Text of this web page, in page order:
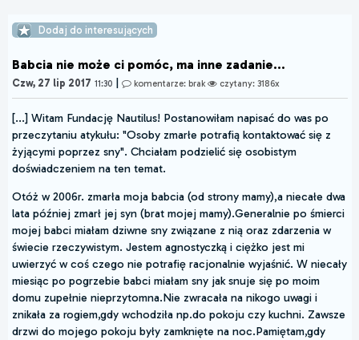
Dodaj do interesujących
Babcia nie może ci pomóc, ma inne zadanie...
Czw, 27 lip 2017 11:30 komentarze: brak czytany: 3186x
[...] Witam Fundację Nautilus! Postanowiłam napisać do was po
przeczytaniu atykułu: "Osoby zmarłe potrafią kontaktować się z
żyjącymi poprzez sny". Chciałam podzielić się osobistym
doświadczeniem na ten temat.
Otóż w 2006r. zmarła moja babcia (od strony mamy),a niecałe dwa
lata później zmarł jej syn (brat mojej mamy).Generalnie po śmierci
mojej babci miałam dziwne sny związane z nią oraz zdarzenia w
świecie rzeczywistym. Jestem agnostyczką i ciężko jest mi
uwierzyć w coś czego nie potrafię racjonalnie wyjaśnić. W niecały
miesiąc po pogrzebie babci miałam sny jak snuje się po moim
domu zupełnie nieprzytomna.Nie zwracała na nikogo uwagi i
znikała za rogiem,gdy wchodziła np.do pokoju czy kuchni. Zawsze
drzwi do mojego pokoju były zamknięte na noc.Pamiętam,gdy